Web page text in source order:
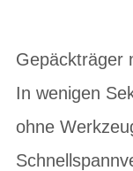
Gepäckträger
In wenigen
ohne